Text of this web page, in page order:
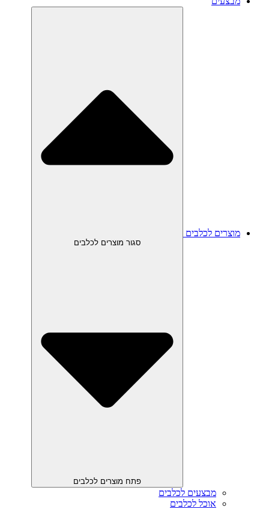
מוצרים לכלבים
סגור מוצרים לכלבים
פתח מוצרים לכלבים
מבצעים לכלבים
אוכל לכלבים